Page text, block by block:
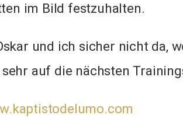
im Bild festzuhalten.
und ich sicher nicht da,
auf die nächsten